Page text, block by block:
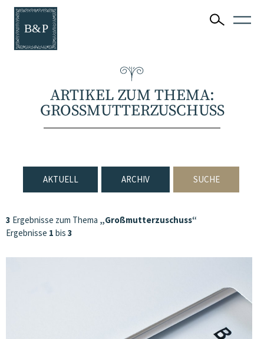
ARTIKEL ZUM THEMA:
GROSSMUTTERZUSCHUSS
AKTUELL ARCHIV SUCHE
3 Ergebnisse zum Thema „Großmutterzuschuss“
Ergebnisse 1 bis 3